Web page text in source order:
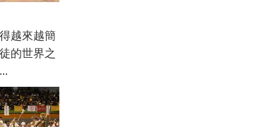
越來越簡
的世界之